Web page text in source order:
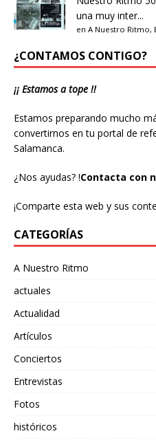
una muy inter...
en A Nuestro Ritmo,
¿CONTAMOS CONTIGO?
¡¡ Estamos a tope !!
Estamos preparando mucho
convertirnos en tu portal de
Salamanca.
¿Nos ayudas? !Contacta con
¡Comparte esta web y sus
CATEGORÍAS
A Nuestro Ritmo
actuales
Actualidad
Artículos
Conciertos
Entrevistas
Fotos
históricos